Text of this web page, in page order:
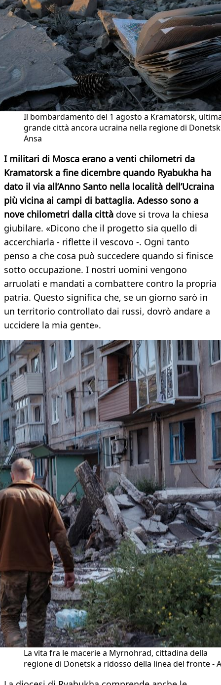
Il bombardamento del 1 agosto a Kramatorsk,
grande città ancora ucraina nella regione di
Ansa
I militari di Mosca erano a venti chilometri da
Kramatorsk a fine dicembre quando Ryabukha ha
dato il via all’Anno Santo nella località dell’Ucraina
più vicina ai campi di battaglia. Adesso sono a
nove chilometri dalla città dove si trova la chiesa
giubilare. «Dicono che il progetto sia quello di
accerchiarla - riflette il vescovo -. Ogni tanto
penso a che cosa può succedere quando si finisce
sotto occupazione. I nostri uomini vengono
arruolati e mandati a combattere contro la propria
patria. Questo significa che, se un giorno sarò in
un territorio controllato dai russi, dovrò andare a
uccidere la mia gente».
La vita fra le macerie a Myrnohrad, cittadina della
regione di Donetsk a ridosso della linea del fronte -